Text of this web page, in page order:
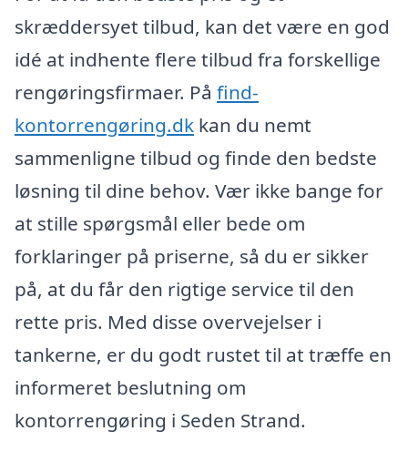
skræddersyet tilbud, kan det være en god
idé at indhente flere tilbud fra forskellige
rengøringsfirmaer. På find-
kontorrengøring.dk kan du nemt
sammenligne tilbud og finde den bedste
løsning til dine behov. Vær ikke bange for
at stille spørgsmål eller bede om
forklaringer på priserne, så du er sikker
på, at du får den rigtige service til den
rette pris. Med disse overvejelser i
tankerne, er du godt rustet til at træffe en
informeret beslutning om
kontorrengøring i Seden Strand.